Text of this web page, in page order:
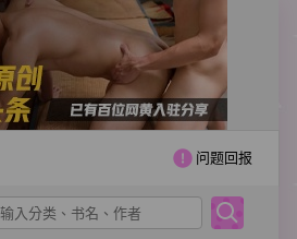
问题回报